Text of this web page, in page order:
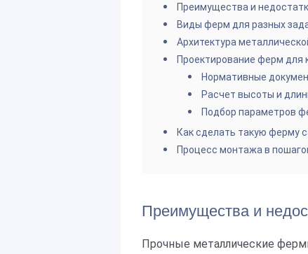
Преимущества и
Виды ферм для разных
Архитектура
Проектирование ферм для
Нормативные
Расчет высоты и
Подбор параметров
Как сделать такую ферму
Процесс монтажа в
Преимущества и
Прочные металлические